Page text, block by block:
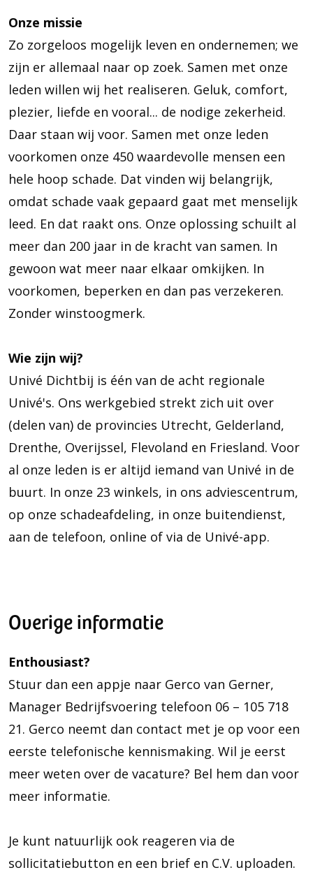
Onze missie
Zo zorgeloos mogelijk leven en ondernemen; we
zijn er allemaal naar op zoek. Samen met onze
leden willen wij het realiseren. Geluk, comfort,
plezier, liefde en vooral... de nodige zekerheid.
Daar staan wij voor. Samen met onze leden
voorkomen onze 450 waardevolle mensen een
hele hoop schade. Dat vinden wij belangrijk,
omdat schade vaak gepaard gaat met menselijk
leed. En dat raakt ons. Onze oplossing schuilt al
meer dan 200 jaar in de kracht van samen. In
gewoon wat meer naar elkaar omkijken. In
voorkomen, beperken en dan pas verzekeren.
Zonder winstoogmerk.
Wie zijn wij?
Univé Dichtbij is één van de acht regionale
Univé's. Ons werkgebied strekt zich uit over
(delen van) de provincies Utrecht, Gelderland,
Drenthe, Overijssel, Flevoland en Friesland. Voor
al onze leden is er altijd iemand van Univé in de
buurt. In onze 23 winkels, in ons adviescentrum,
op onze schadeafdeling, in onze buitendienst,
aan de telefoon, online of via de Univé-app.
Overige informatie
Enthousiast?
Stuur dan een appje naar Gerco van Gerner,
Manager Bedrijfsvoering telefoon 06 – 105 718
21. Gerco neemt dan contact met je op voor een
eerste telefonische kennismaking. Wil je eerst
meer weten over de vacature? Bel hem dan voor
meer informatie.
Je kunt natuurlijk ook reageren via de
sollicitatiebutton en een brief en C.V. uploaden.